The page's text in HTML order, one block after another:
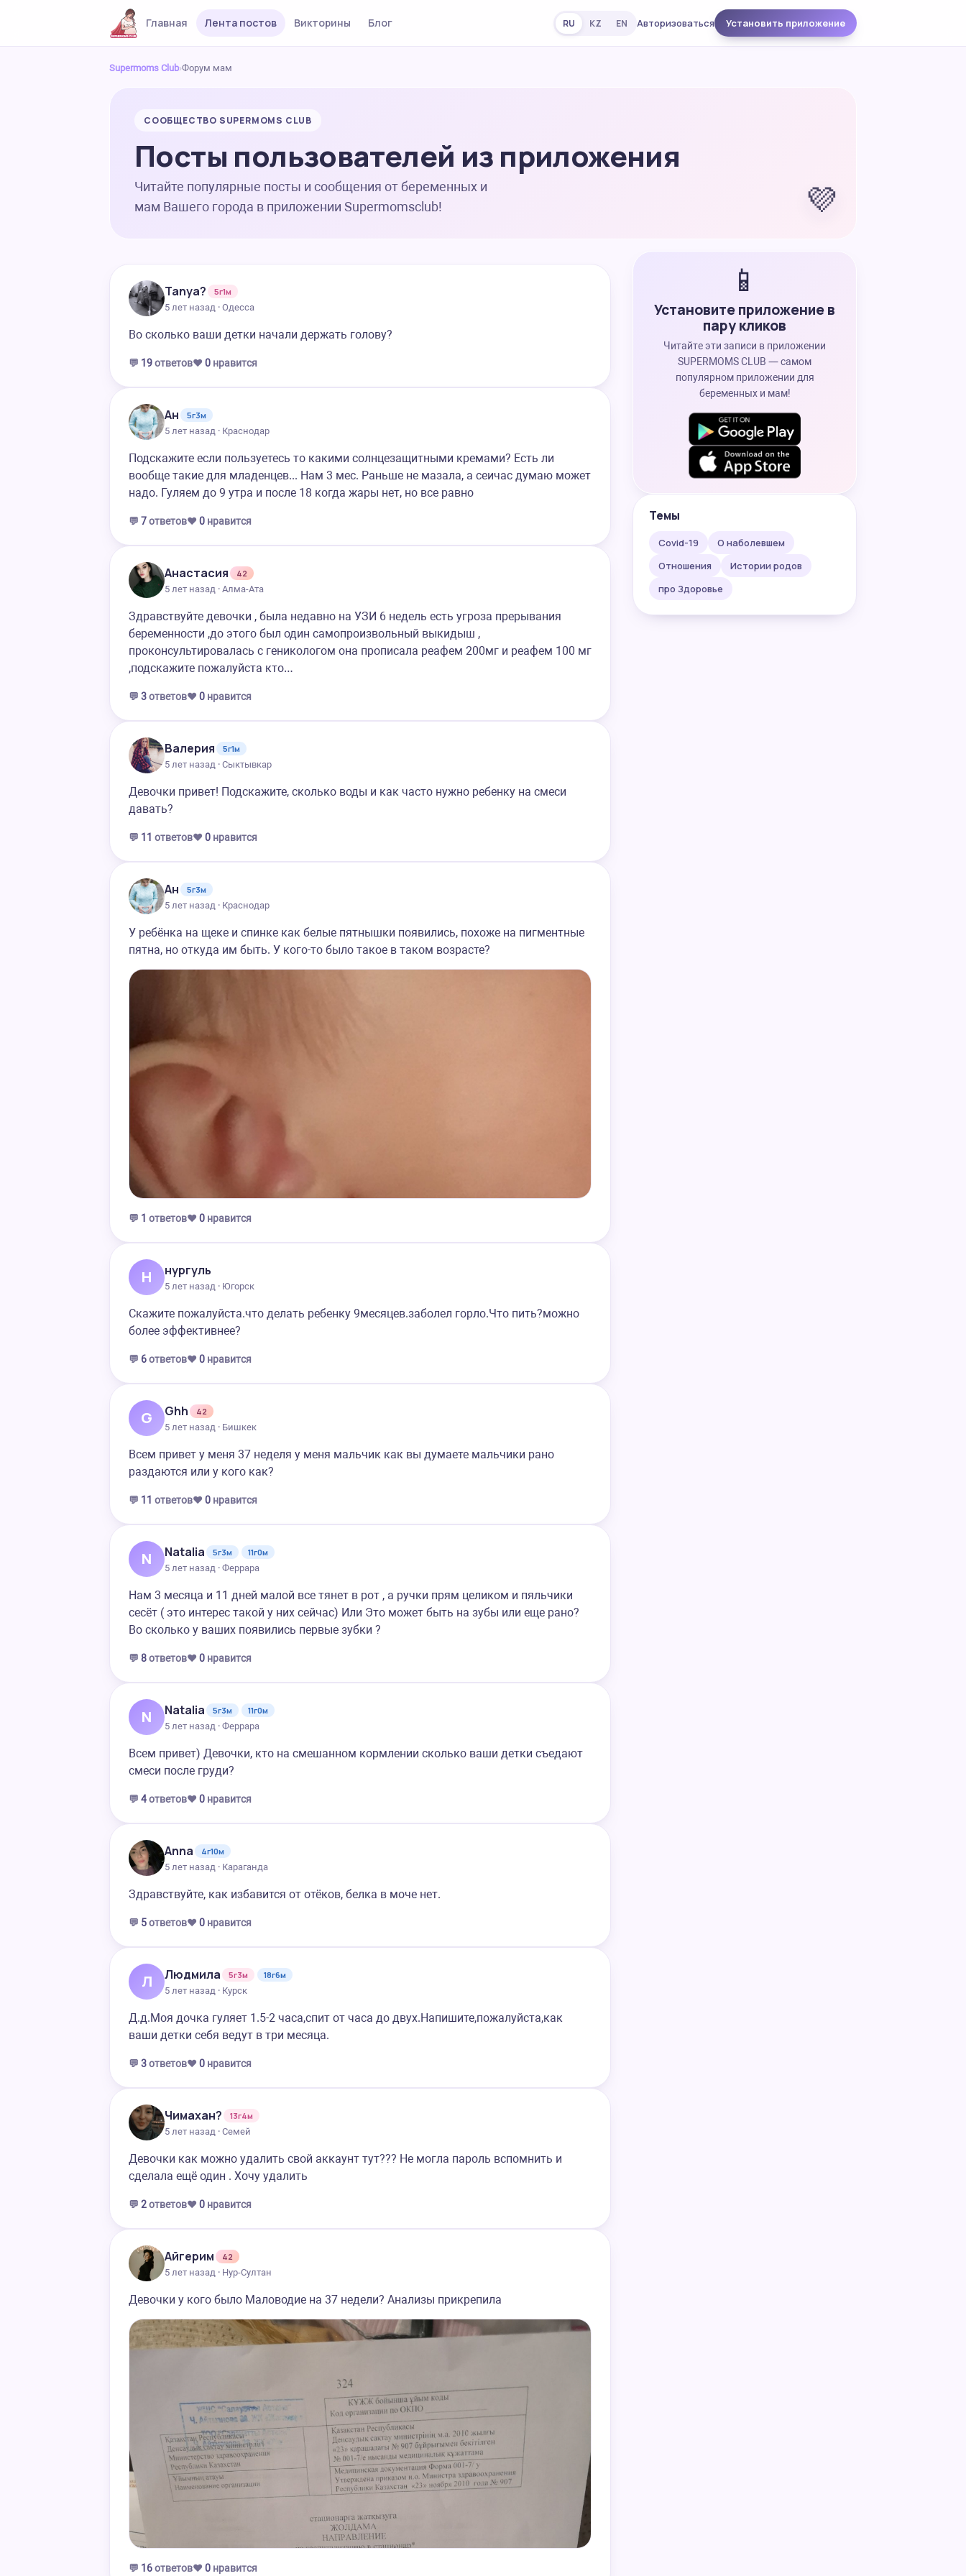
Главная Лента постов Викторины Блог RU KZ EN Авторизоваться Установить приложение
Supermoms Club›Форум мам
💜
СООБЩЕСТВО SUPERMOMS CLUB
Посты пользователей из приложения
Читайте популярные посты и сообщения от беременных и
мам Вашего города в приложении Supermomsclub!
Tanya?
5г1м
5 лет назад · Одесса
Во сколько ваши детки начали держать голову?
💬 19ответов❤️ 0 нравится
Ан
5г3м
5 лет назад · Краснодар
Подскажите если пользуетесь то какими солнцезащитными кремами? Есть ли
вообще такие для младенцев... Нам 3 мес. Раньше не мазала, а сеичас думаю может
надо. Гуляем до 9 утра и после 18 когда жары нет, но все равно
💬 7ответов❤️ 0 нравится
Анастасия
42
5 лет назад · Алма-Ата
Здравствуйте девочки , была недавно на УЗИ 6 недель есть угроза прерывания
беременности ,до этого был один самопроизвольный выкидыш ,
проконсультировалась с геникологом она прописала реафем 200мг и реафем 100 мг
,подскажите пожалуйста кто…
💬 3ответов❤️ 0 нравится
Валерия
5г1м
5 лет назад · Сыктывкар
Девочки привет! Подскажите, сколько воды и как часто нужно ребенку на смеси
давать?
💬 11 ответов❤️ 0 нравится
Ан
5г3м
5 лет назад · Краснодар
У ребёнка на щеке и спинке как белые пятнышки появились, похоже на пигментные
пятна, но откуда им быть. У кого-то было такое в таком возрасте?
💬 1 ответов❤️ 0 нравится
Н нургуль
5 лет назад · Югорск
Скажите пожалуйста.что делать ребенку 9месяцев.заболел горло.Что пить?можно
более эффективнее?
💬 6ответов❤️ 0 нравится
G Ghh
42
5 лет назад · Бишкек
Всем привет у меня 37 неделя у меня мальчик как вы думаете мальчики рано
раздаются или у кого как?
💬 11 ответов❤️ 0 нравится
N Natalia 5г3м
11г0м
5 лет назад · Феррара
Нам 3 месяца и 11 дней малой все тянет в рот , а ручки прям целиком и пяльчики
сесёт ( это интерес такой у них сейчас) Или Это может быть на зубы или еще рано?
Во сколько у ваших появились первые зубки ?
💬 8ответов❤️ 0 нравится
N Natalia 5г3м
11г0м
5 лет назад · Феррара
Всем привет) Девочки, кто на смешанном кормлении сколько ваши детки съедают
смеси после груди?
💬 4ответов❤️ 0 нравится
Anna
4г10м
5 лет назад · Караганда
Здравствуйте, как избавится от отёков, белка в моче нет.
💬 5ответов❤️ 0 нравится
Л Людмила 5г3м
18г6м
5 лет назад · Курск
Д.д.Моя дочка гуляет 1.5-2 часа,спит от часа до двух.Напишите,пожалуйста,как
ваши детки себя ведут в три месяца.
💬 3ответов❤️ 0 нравится
Чимахан?
13г4м
5 лет назад · Семей
Девочки как можно удалить свой аккаунт тут??? Не могла пароль вспомнить и
сделала ещё один . Хочу удалить
💬 2ответов❤️ 0 нравится
Айгерим
42
5 лет назад · Нур-Султан
Девочки у кого было Маловодие на 37 недели? Анализы прикрепила
💬 16ответов❤️ 0 нравится
📱
Установите приложение в
пару кликов
Читайте эти записи в приложении
SUPERMOMS CLUB — самом
популярном приложении для
беременных и мам!
Темы
Covid-19
О наболевшем
Отношения
Истории родов
про Здоровье